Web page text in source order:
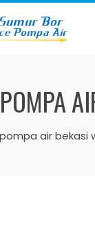
air bekasi